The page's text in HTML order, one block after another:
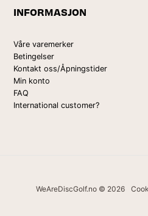
INFORMASJON
Våre varemerker
Betingelser
Kontakt oss/Åpningstider
Min konto
FAQ
International customer?
WeAreDiscGolf.no © 2026